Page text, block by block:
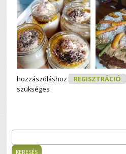
hozzászóláshoz REGISZTRÁCIÓ
szükséges
Keresés űrlap